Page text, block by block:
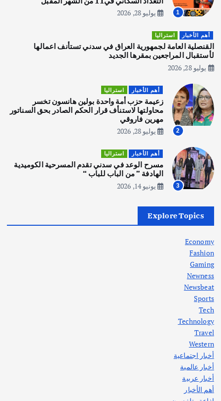
3
يوليو 30, 2026
4
المقبل
يوليو 28, 2026
أهم الأخبار ثقافة وفنون
انطلاق ورشة التمثيل في مدينة كلباء الاماراتية
أغسطس 5, 2026
في جذور المشكلة وحلولها المستدامة
أهم الأخبار
اختتام ورشة السينوغرافيا في مدينة كلباء الاماراتية
أغسطس 3, 2026
1
يوليو 28, 2026
أهم الأخبار استراليا
القنصلية العامة لجمهورية العراق في سدني تستأنف اعمالها
لأستقبال المراجعين بمقرها الجديد
يوليو 28, 2026
2
أهم الأخبار استراليا
زعيمة حزب أمة واحدة بولين هانسون تخسر
محاولتها لاستنأف قرار الحكم الصادر بحق السناتور
مهرين فاروقي
يوليو 28, 2026
3
أهم الأخبار استراليا
مسرح الوعد في سدني تقدم المسرحية الكوميدية
الهادفة ” من الباب للباب “
يونيو 14, 2026
Explore Topics
Economy
Fashion
Gaming
Newness
Newsbeat
Sports
Tech
Technology
Travel
Western
أخبار اجتماعية
أخبار عالمية
أخبار عربية
أهم الأخبار